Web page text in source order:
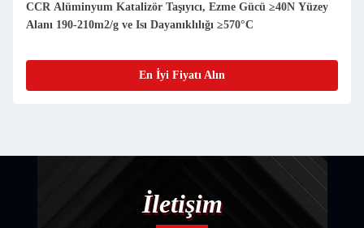
CCR Alüminyum Katalizör Taşıyıcı, Ezme Gücü ≥40N Yüzey
Alanı 190-210m2/g ve Isı Dayanıklılığı ≥570°C
En İyi Fiyatı Alın
İletişim